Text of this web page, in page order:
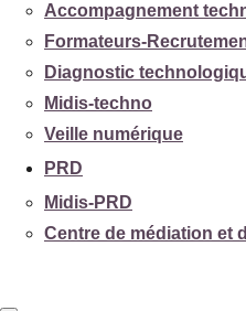
Accompagnement
Formateurs-
Diagnostic
Midis-techno
Veille numérique
PRD
Midis-PRD
Centre de médiation et